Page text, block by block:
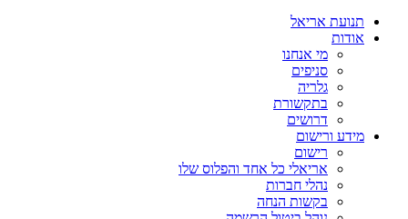
תנועת אריאל
אודות
מי אנחנו
סניפים
גלריה
בתקשורת
דרושים
מידע ורישום
רישום
אריאלי כל אחד והפלוס שלו
נהלי חברות
בקשות הנחה